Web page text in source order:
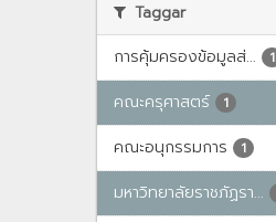
Taggar
การคุ้มครองข้อมูลส่...
1
คณะครุศาสตร์ 1
คณะอนุกรรมการ 1
มหาวิทยาลัยราชภัฏรา...